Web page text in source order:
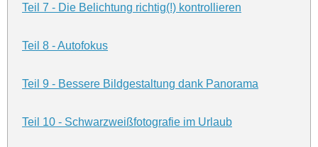
Teil 7 - Die Belichtung richtig(!) kontrollieren
Teil 8 - Autofokus
Teil 9 - Bessere Bildgestaltung dank Panorama
Teil 10 - Schwarzweißfotografie im Urlaub